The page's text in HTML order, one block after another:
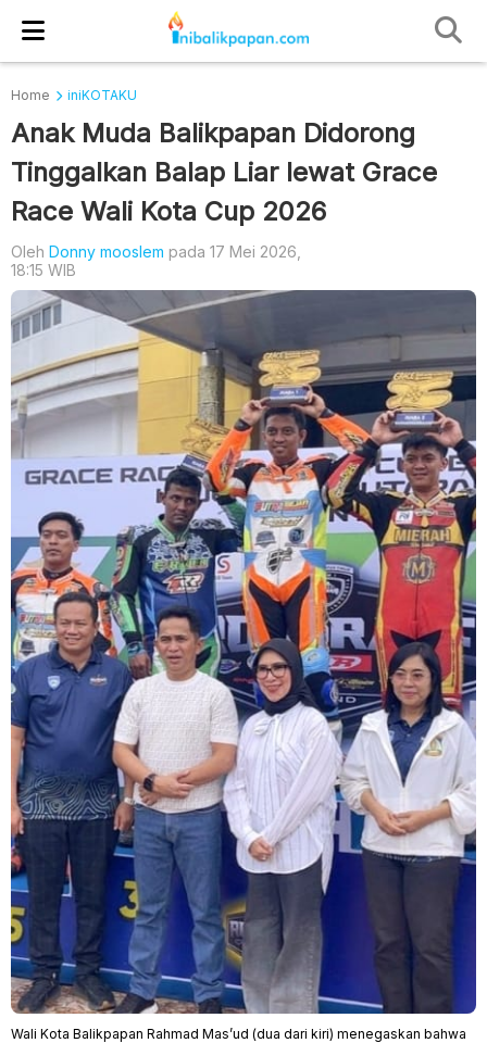
Home iniKOTAKU
Anak Muda Balikpapan Didorong
Tinggalkan Balap Liar lewat Grace
Race Wali Kota Cup 2026
Oleh Donny mooslem pada 17 Mei 2026,
18:15 WIB
Wali Kota Balikpapan Rahmad Mas’ud (dua dari kiri) menegaskan bahwa